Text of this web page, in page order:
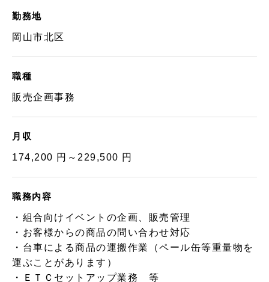
勤務地
岡山市北区
職種
販売企画事務
月収
174,200 円～229,500 円
職務内容
・組合向けイベントの企画、販売管理
・お客様からの商品の問い合わせ対応
・台車による商品の運搬作業（ペール缶等重量物を
運ぶことがあります）
・ＥＴＣセットアップ業務 等